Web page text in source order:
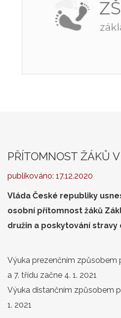
PŘÍTOMNOST ŽÁKŮ
publikováno: 17.12.2020
Vláda České republiky
osobní přítomnost žáků
družin a poskytování stravy
Výuka prezenčním způsobem
a 7. třídu začne 4. 1. 2021
Výuka distančním způsobem
1. 2021